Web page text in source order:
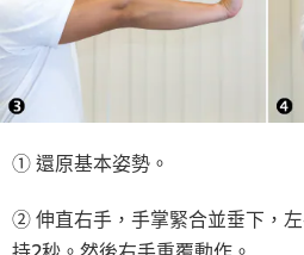
① 還原基本姿勢。
② 伸直右手，手掌緊合並垂下，